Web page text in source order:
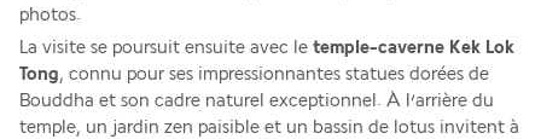
photos.
La visite se poursuit ensuite avec le temple-caverne Kek Lok
Tong, connu pour ses impressionnantes statues dorées de
Bouddha et son cadre naturel exceptionnel. À l’arrière du
temple, un jardin zen paisible et un bassin de lotus invitent à